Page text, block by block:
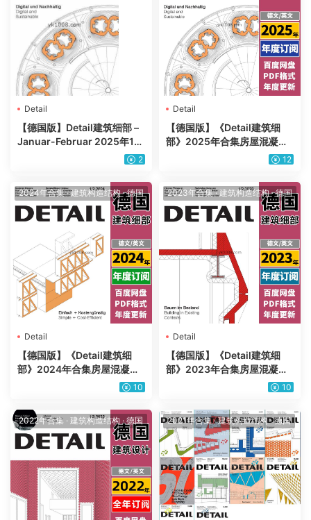
Detail
【德国版】Detail建筑细部 –
Januar-Februar 2025年1-2
2
Detail
【德国版】《Detail建筑细
部》2025年合集房屋混凝土
结构建筑师土木工程师节点细
12
2024年合集·建筑构造结构·德国
Detail
【德国版】《Detail建筑细
部》2024年合集房屋混凝土
结构建筑师土木工程师节点细
10
2023年合集·建筑构造结构·德国
Detail
【德国版】《Detail建筑细
部》2023年合集房屋混凝土
结构建筑师土木工程师节点细
10
2022年合集 · 建筑构造结构 ·德国 2021年合集·建筑构造结构·德国